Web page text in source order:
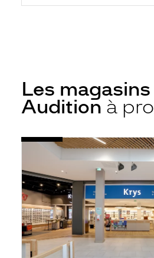
Les
Audition à
Audioprothésiste
-
Cc
Carrefour
-
Krys
Audition
Voir
fiche